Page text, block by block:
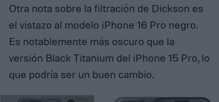
Otra nota sobre la filtración de Dickson es
el vistazo al modelo iPhone 16 Pro negro.
Es notablemente más oscuro que la
versión Black Titanium del iPhone 15 Pro, lo
que podría ser un buen cambio.